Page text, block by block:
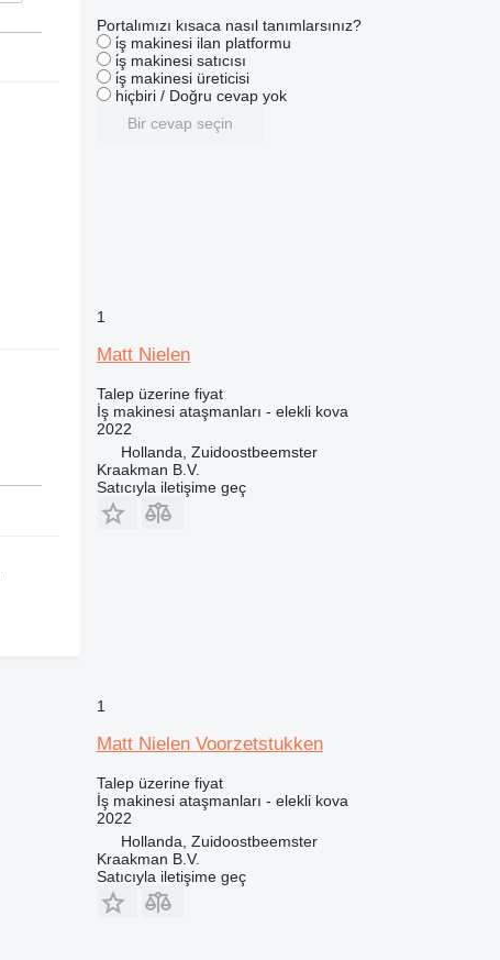
Portalımızı kısaca nasıl tanımlarsınız?
i̇ş makinesi ilan platformu
i̇ş makinesi satıcısı
i̇ş makinesi üreticisi
hiçbiri / Doğru cevap yok
Bir cevap seçin
1
Matt Nielen
Talep üzerine fiyat
İş makinesi ataşmanları - elekli kova
2022
Hollanda, Zuidoostbeemster
Kraakman B.V.
Satıcıyla iletişime geç
1
Matt Nielen Voorzetstukken
Talep üzerine fiyat
İş makinesi ataşmanları - elekli kova
2022
Hollanda, Zuidoostbeemster
Kraakman B.V.
Satıcıyla iletişime geç